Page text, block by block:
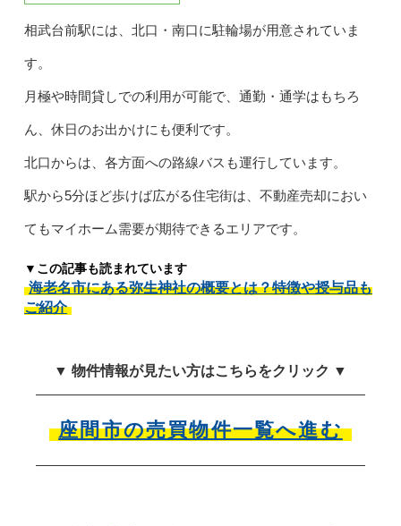
相武台前駅には、北口・南口に駐輪場が用意されていま
す。
月極や時間貸しでの利用が可能で、通勤・通学はもちろ
ん、休日のお出かけにも便利です。
北口からは、各方面への路線バスも運行しています。
駅から5分ほど歩けば広がる住宅街は、不動産売却におい
てもマイホーム需要が期待できるエリアです。
▼この記事も読まれています
海老名市にある弥生神社の概要とは？特徴や授与品も
ご紹介
▼ 物件情報が見たい方はこちらをクリック ▼
座間市の売買物件一覧へ進む